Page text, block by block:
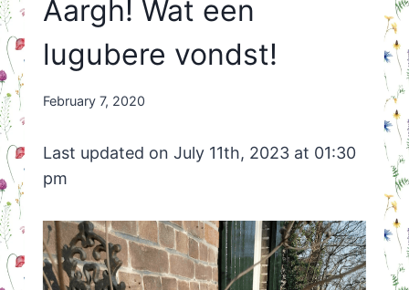
Aargh! Wat een
lugubere vondst!
By
February 7, 2020
Last updated on July 11th, 2023 at 01:30
pm